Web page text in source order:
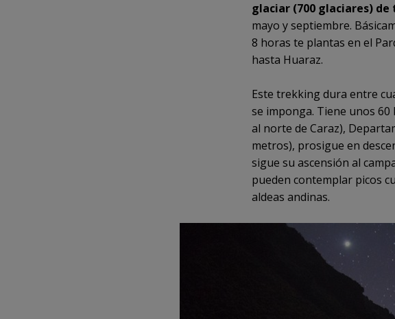
glaciar (700 glaciares) de
mayo y septiembre.
8 horas te plantas en el
hasta Huaraz.
Este trekking dura entre
se imponga. Tiene unos 60
al norte de Caraz),
metros), prosigue en
sigue su ascensión al
pueden contemplar picos
aldeas andinas.